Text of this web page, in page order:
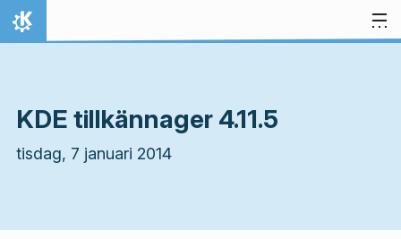
Gå till innehåll
Hem
KDE tillkännager 4.11.5
tisdag, 7 januari 2014